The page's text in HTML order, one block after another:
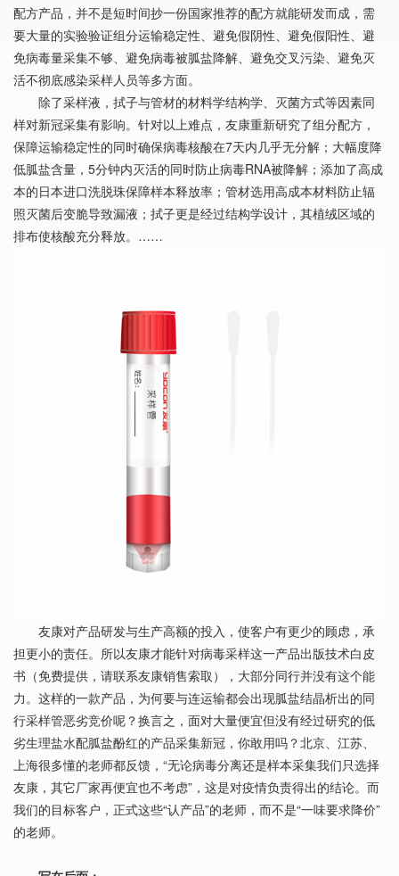
配方产品，并不是短时间抄一份国家推荐的配方就能研发而成，需
要大量的实验验证组分运输稳定性、避免假阴性、避免假阳性、避
免病毒量采集不够、避免病毒被胍盐降解、避免交叉污染、避免灭
活不彻底感染采样人员等多方面。
除了采样液，拭子与管材的材料学结构学、灭菌方式等因素同
样对新冠采集有影响。针对以上难点，友康重新研究了组分配方，
保障运输稳定性的同时确保病毒核酸在7天内几乎无分解；大幅度降
低胍盐含量，5分钟内灭活的同时防止病毒RNA被降解；添加了高成
本的日本进口洗脱珠保障样本释放率；管材选用高成本材料防止辐
照灭菌后变脆导致漏液；拭子更是经过结构学设计，其植绒区域的
排布使核酸充分释放。……
友康对产品研发与生产高额的投入，使客户有更少的顾虑，承
担更小的责任。所以友康才能针对病毒采样这一产品出版技术白皮
书（免费提供，请联系友康销售索取），大部分同行并没有这个能
力。这样的一款产品，为何要与连运输都会出现胍盐结晶析出的同
行采样管恶劣竞价呢？换言之，面对大量便宜但没有经过研究的低
劣生理盐水配胍盐酚红的产品采集新冠，你敢用吗？北京、江苏、
上海很多懂的老师都反馈，“无论病毒分离还是样本采集我们只选择
友康，其它厂家再便宜也不考虑”，这是对疫情负责得出的结论。而
我们的目标客户，正式这些“认产品”的老师，而不是“一味要求降价”
的老师。